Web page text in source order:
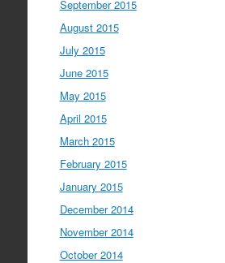
September 2015
August 2015
July 2015
June 2015
May 2015
April 2015
March 2015
February 2015
January 2015
December 2014
November 2014
October 2014